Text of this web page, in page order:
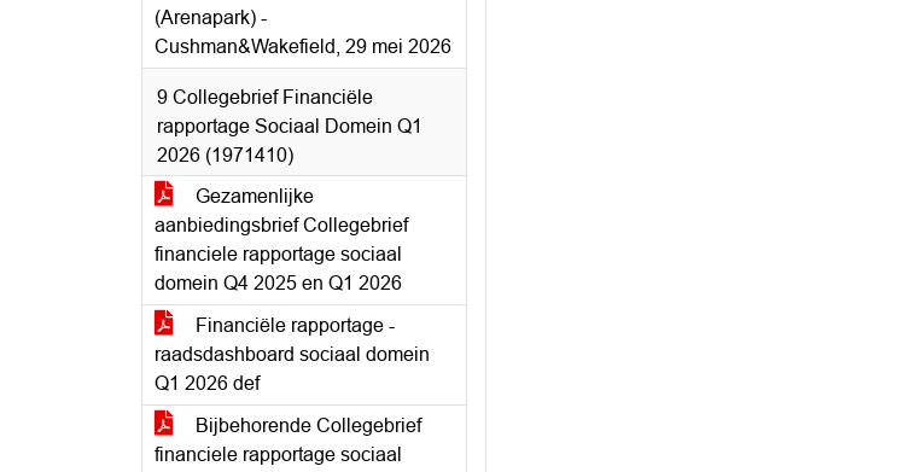
(Arenapark) -
Cushman&Wakefield, 29 mei 2026
9 Collegebrief Financiële
rapportage Sociaal Domein Q1
2026 (1971410)
Gezamenlijke
aanbiedingsbrief Collegebrief
financiele rapportage sociaal
domein Q4 2025 en Q1 2026
Financiële rapportage -
raadsdashboard sociaal domein
Q1 2026 def
Bijbehorende Collegebrief
financiele rapportage sociaal